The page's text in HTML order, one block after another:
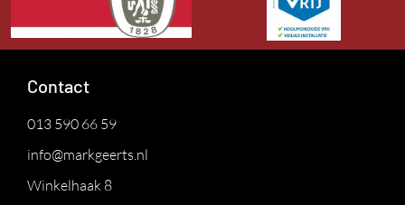
Contact
013 590 66 59
info@markgeerts.nl
Winkelhaak 8